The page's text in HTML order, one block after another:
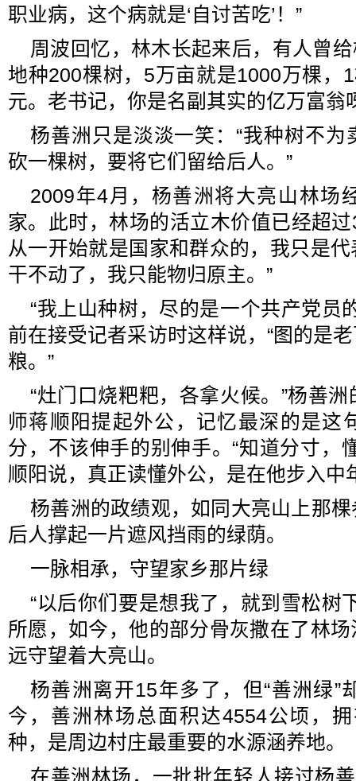
职业病，这个病就是‘自讨苦吃’！”
周波回忆，林木长起来后，有人曾
地种200棵树，5万亩就是1000万棵，
元。老书记，你是名副其实的亿万富翁
杨善洲只是淡淡一笑：“我种树不
砍一棵树，要将它们留给后人。”
2009年4月，杨善洲将大亮山林场
家。此时，林场的活立木价值已经超
从一开始就是国家和群众的，我只是
干不动了，我只能物归原主。”
“我上山种树，尽的是一个共产党员
前在接受记者采访时这样说，“图的是
粮。”
“灶门口烧粑粑，各拿火候。”杨善
师蒋顺阳提起外公，记忆最深的是这
分，不该伸手的别伸手。“知道分寸，
顺阳说，真正读懂外公，是在他步入中
杨善洲的政绩观，如同大亮山上那
后人撑起一片遮风挡雨的绿荫。
一脉相承，守望家乡那片绿
“以后你们要是想我了，就到雪松树
所愿，如今，他的部分骨灰撒在了林
远守望着大亮山。
杨善洲离开15年多了，但“善洲绿”
今，善洲林场总面积达4554公顷，
种，是周边村庄最重要的水源涵养地。
在善洲林场，一批批年轻人接过杨